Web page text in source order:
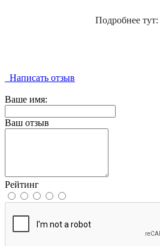
Подробнее тут:
Написать отзыв
Ваше имя:
Ваш отзыв
Рейтинг